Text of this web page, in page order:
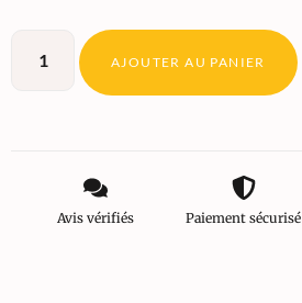
AJOUTER AU PANIER
Avis vérifiés Paiement sécurisé